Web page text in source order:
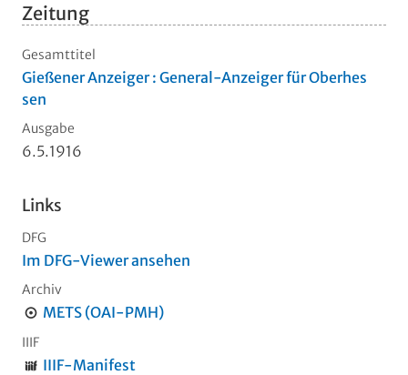
Zeitung
Gesamttitel
Gießener Anzeiger : General-Anzeiger für Oberhes
sen
Ausgabe
6.5.1916
Links
DFG
Im DFG-Viewer ansehen
Archiv
METS (OAI-PMH)
IIIF
IIIF-Manifest